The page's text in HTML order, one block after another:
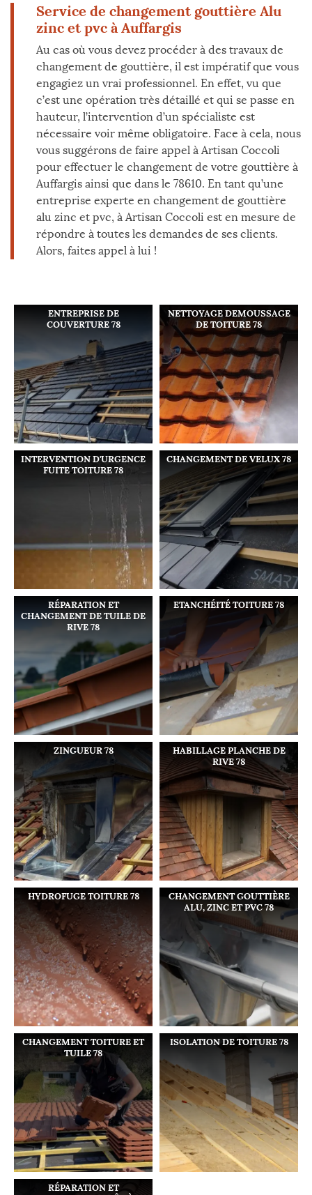
Service de changement gouttière Alu
zinc et pvc à Auffargis
Au cas où vous devez procéder à des travaux de
changement de gouttière, il est impératif que vous
engagiez un vrai professionnel. En effet, vu que
c’est une opération très détaillé et qui se passe en
hauteur, l’intervention d’un spécialiste est
nécessaire voir même obligatoire. Face à cela, nous
vous suggérons de faire appel à Artisan Coccoli
pour effectuer le changement de votre gouttière à
Auffargis ainsi que dans le 78610. En tant qu’une
entreprise experte en changement de gouttière
alu zinc et pvc, à Artisan Coccoli est en mesure de
répondre à toutes les demandes de ses clients.
Alors, faites appel à lui !
ENTREPRISE DE
COUVERTURE 78
NETTOYAGE DEMOUSSAGE
DE TOITURE 78
INTERVENTION D'URGENCE
FUITE TOITURE 78
CHANGEMENT DE VELUX 78
RÉPARATION ET
CHANGEMENT DE TUILE DE
RIVE 78
ETANCHÉITÉ TOITURE 78
ZINGUEUR 78
HABILLAGE PLANCHE DE
RIVE 78
HYDROFUGE TOITURE 78
CHANGEMENT GOUTTIÈRE
ALU, ZINC ET PVC 78
CHANGEMENT TOITURE ET
TUILE 78
ISOLATION DE TOITURE 78
RÉPARATION ET